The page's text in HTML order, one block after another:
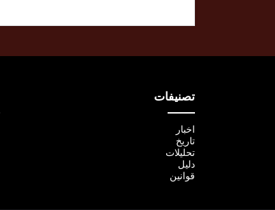
تصنيفات
اخبار
تاريخ
تحليلات
دليل
قوانين